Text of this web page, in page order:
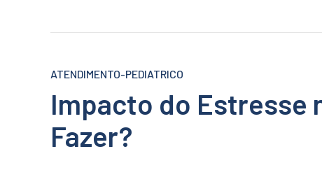
ATENDIMENTO-PEDIATRICO
Impacto do Estresse
Fazer?